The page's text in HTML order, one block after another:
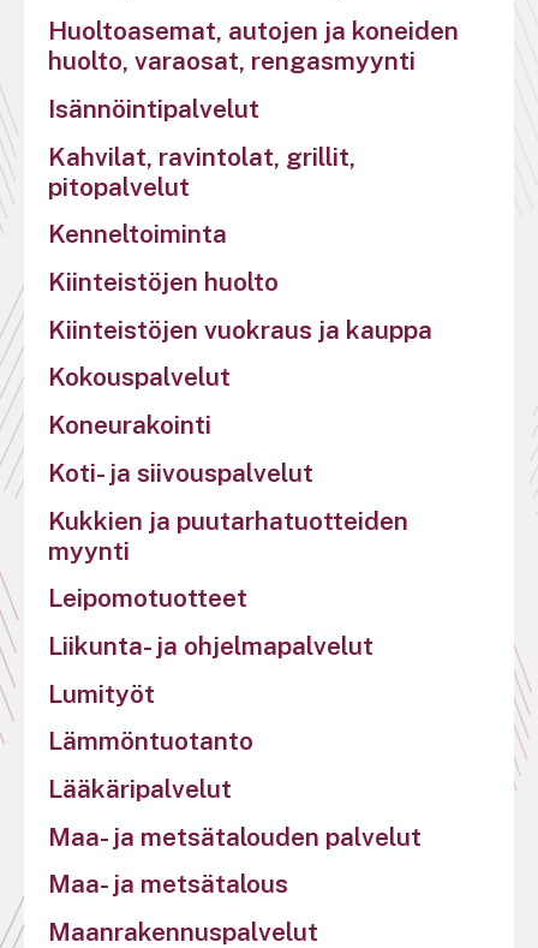
Huoltoasemat, autojen ja koneiden
huolto, varaosat, rengasmyynti
Isännöintipalvelut
Kahvilat, ravintolat, grillit,
pitopalvelut
Kenneltoiminta
Kiinteistöjen huolto
Kiinteistöjen vuokraus ja kauppa
Kokouspalvelut
Koneurakointi
Koti- ja siivouspalvelut
Kukkien ja puutarhatuotteiden
myynti
Leipomotuotteet
Liikunta- ja ohjelmapalvelut
Lumityöt
Lämmöntuotanto
Lääkäripalvelut
Maa- ja metsätalouden palvelut
Maa- ja metsätalous
Maanrakennuspalvelut